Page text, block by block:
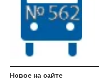
Новое на сайте